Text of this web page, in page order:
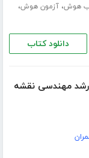
هوش،آزمون هوش،
دانلود کتاب
مهندسی نقشه